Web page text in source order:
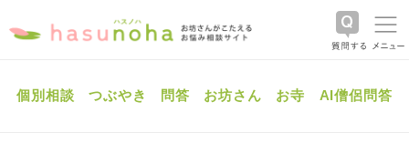
個別相談 つぶやき 問答 お坊さん お寺 AI僧侶問答